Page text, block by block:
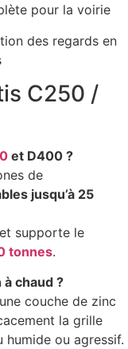
pour la voirie
des regards en
C250 /
et D400 ?
de
jusqu’à 25
supporte le
tonnes.
chaud ?
couche de zinc
la grille
humide ou agressif.